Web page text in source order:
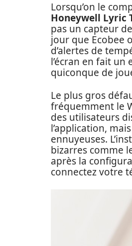
Lorsqu’on le
Honeywell Lyric
pas un capteur
jour que Ecobee
d’alertes de
l’écran en fait
quiconque de
Le plus gros
fréquemment le
des utilisateurs
l’application,
ennuyeuses.
bizarres comme
après la
connectez votre